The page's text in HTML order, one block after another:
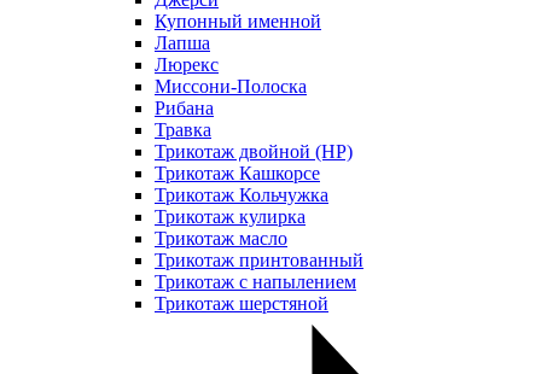
Купонный именной
Лапша
Люрекс
Миссони-Полоска
Рибана
Травка
Трикотаж двойной (НР)
Трикотаж Кашкорсе
Трикотаж Кольчужка
Трикотаж кулирка
Трикотаж масло
Трикотаж принтованный
Трикотаж с напылением
Трикотаж шерстяной